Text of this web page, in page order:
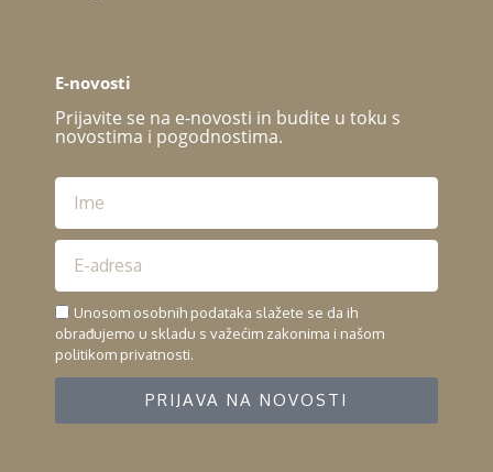
E-novosti
Prijavite se na e-novosti in budite u toku s
novostima i pogodnostima.
Unosom osobnih podataka slažete se da ih
obrađujemo u skladu s važećim zakonima i našom
politikom privatnosti.
PRIJAVA NA NOVOSTI